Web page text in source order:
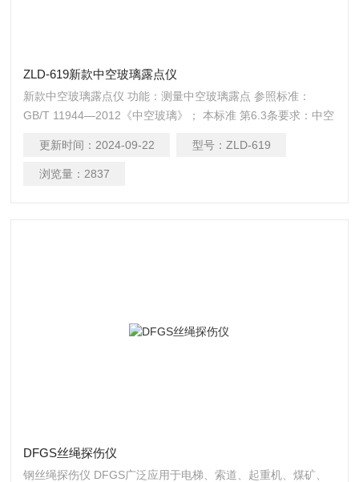
ZLD-619新款中空玻璃露点仪
新款中空玻璃露点仪 功能：测量中空玻璃露点 参照标准：
GB/T 11944—2012《中空玻璃》； 本标准 第6.3条要求：中空
更新时间： 2024-09-22 型号： ZLD-619
浏览量： 2837
DFGS丝绳探伤仪
钢丝绳探伤仪 DFGS广泛应用于电梯、索道、起重机、煤矿、